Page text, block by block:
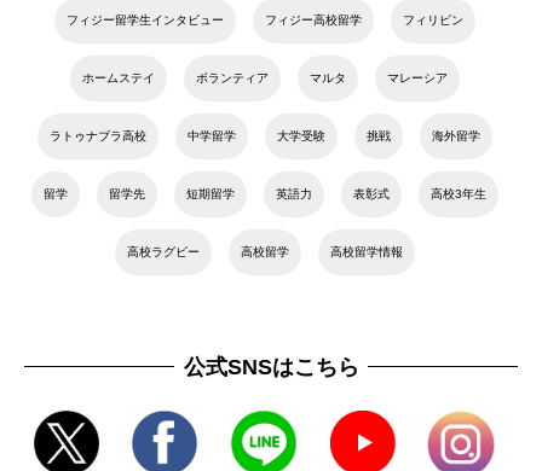
フィジー留学生インタビュー フィジー高校留学 フィリピン
ホームステイ ボランティア マルタ マレーシア
ラトゥナブラ高校 中学留学 大学受験 挑戦 海外留学
留学 留学先 短期留学 英語力 表彰式 高校3年生
高校ラグビー 高校留学 高校留学情報
公式SNSはこちら